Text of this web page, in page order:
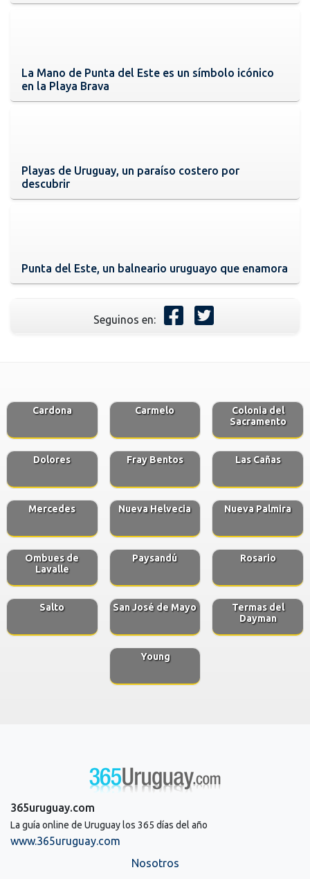
La Mano de Punta del Este es un símbolo icónico
en la Playa Brava
Playas de Uruguay, un paraíso costero por
descubrir
Punta del Este, un balneario uruguayo que enamora
Seguinos en:
Cardona Carmelo
Colonia del
Sacramento
Dolores Fray Bentos Las Cañas
Mercedes Nueva Helvecia Nueva Palmira
Ombues de
Lavalle
Paysandú Rosario
Salto San José de Mayo
Termas del
Dayman
Young
365uruguay.com
La guía online de Uruguay los 365 días del año
www.365uruguay.com
Nosotros